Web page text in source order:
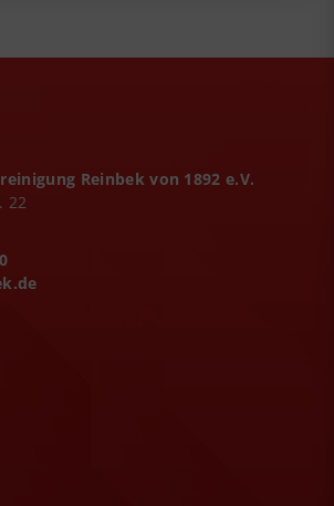
Reinbek von 1892 e.V.
22